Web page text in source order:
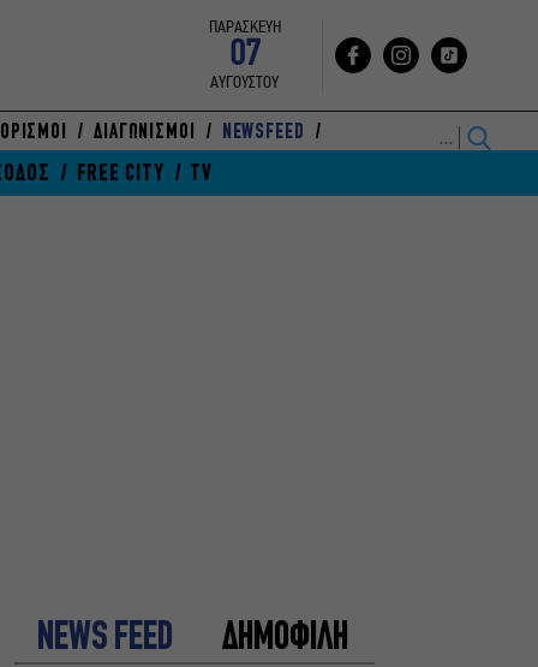
ΠΑΡΑΣΚΕΥΗ
07
ΑΥΓΟΥΣΤΟΥ
ΔΙΑΓΩΝΙΣΜΟΙ NEWSFEED
FREE CITY TV
NEWS FEED ΔΗΜΟΦΙΛΗ